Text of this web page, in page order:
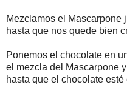
Mezclamos el Mascarpone
hasta que nos quede bien
Ponemos el chocolate en
el mezcla del Mascarpone
hasta que el chocolate